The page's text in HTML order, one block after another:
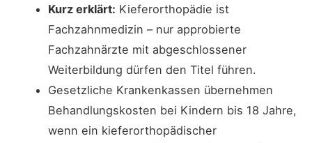
Kurz erklärt: Kieferorthopädie ist
Fachzahnmedizin – nur approbierte
Fachzahnärzte mit abgeschlossener
Weiterbildung dürfen den Titel führen.
Gesetzliche Krankenkassen übernehmen
Behandlungskosten bei Kindern bis 18 Jahre,
wenn ein kieferorthopädischer